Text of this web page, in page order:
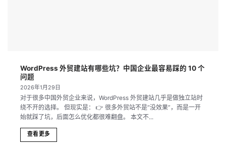
WordPress 外贸建站有哪些坑？中国企业最容易踩的 10 个
问题
2026年1月29日
对于很多中国外贸企业来说，WordPress 外贸建站几乎是做独立站时
绕不开的选择。 但现实是： 👉 很多外贸站不是“没效果”，而是一开
始就踩了坑，后面怎么优化都很难翻盘。 本文不...
查看更多